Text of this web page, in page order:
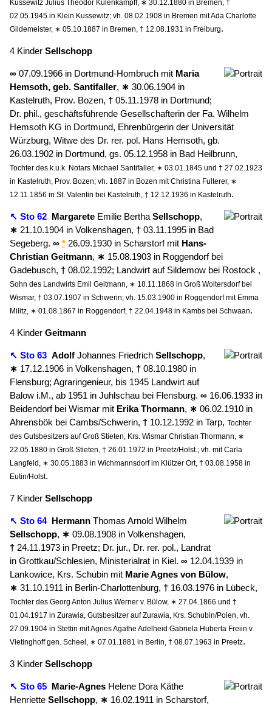
Kussewitz Julius Theodor Kulenkampff, ∗ 30.12.1880 in Bremen, †
02.05.1945 in Klein Kussewitz; vh. 08.02.1908 in Bremen mit Ada Charlotte
Gildemeister, ∗ 05.10.1887 in Bremen, † 12.08.1931 in Freiburg.
4 Kinder Sellschopp
∞ 07.09.1966 in Dortmund-Hombruch mit Maria
Hemsoth, geb. Santifaller, ∗ 30.06.1904 in
Kastelruth, Prov. Bozen, † 05.11.1978 in Dortmund;
Dr. phil., geschäftsführende Gesellschafterin der Fa. Wilhelm
Hemsoth KG in Dortmund, Ehrenbürgerin der Universität
Würzburg, Witwe des Dr. rer. pol. Hans Hemsoth, gb.
26.03.1902 in Dortmund, gs. 05.12.1958 in Bad Heilbrunn,
Tochter des k.u.k. Notars Michael Santifaller, ∗ 03.01.1845 und † 27.02.1923
in Kastelruth, Prov. Bozen; vh. 1887 in Bozen mit Christina Fulterer, ∗
12.11.1856 in St. Valentin bei Kastelruth, † 12.12.1936 in Kastelruth.
↖ Sto 62 Margarete Emilie Bertha Sellschopp,
∗ 21.10.1904 in Volkenshagen, † 03.11.1995 in Bad
Segeberg. ∞ * 26.09.1930 in Scharstorf mit Hans-
Christian Geitmann, ∗ 15.08.1903 in Roggendorf bei
Gadebusch, † 08.02.1992; Landwirt auf Sildemow bei Rostock ,
Sohn des Landwirts Emil Geitmann, ∗ 18.11.1868 in Groß Woltersdorf bei
Wismar, † 03.07.1907 in Schwerin; vh. 15.03.1900 in Roggendorf mit Emma
Militz, ∗ 01.08.1867 in Roggendorf, † 22.04.1948 in Kambs bei Schwaan.
4 Kinder Geitmann
↖ Sto 63 Adolf Johannes Friedrich Sellschopp,
∗ 17.12.1906 in Volkenshagen, † 08.10.1980 in
Flensburg; Agraringenieur, bis 1945 Landwirt auf
Balow i.M., ab 1951 in Juhlschau bei Flensburg. ∞ 16.06.1933 in
Beidendorf bei Wismar mit Erika Thormann, ∗ 06.02.1910 in
Ahrensbök bei Cambs/Schwerin, † 10.12.1992 in Tarp, Tochter
des Gutsbesitzers auf Groß Stieten, Krs. Wismar Christian Thormann, ∗
22.05.1880 in Groß Stieten, † 26.01.1972 in Preetz/Holst.; vh. mit Carla
Langfeld, ∗ 30.05.1883 in Wichmannsdorf im Klützer Ort, † 03.08.1958 in
Eutin/Holst.
7 Kinder Sellschopp
↖ Sto 64 Hermann Thomas Arnold Wilhelm
Sellschopp, ∗ 09.08.1908 in Volkenshagen,
† 24.11.1973 in Preetz; Dr. jur., Dr. rer. pol., Landrat
in Grottkau/Schlesien, Ministerialrat in Kiel. ∞ 12.04.1939 in
Lankowice, Krs. Schubin mit Marie Agnes von Bülow,
∗ 31.10.1911 in Berlin-Charlottenburg, † 16.03.1976 in Lübeck,
Tochter des Georg Anton Julius Werner v. Bülow, ∗ 27.04.1866 und †
01.04.1917 in Zurawia, Gutsbesitzer auf Zurawia, Krs. Schubin/Polen, vh.
27.09.1904 in Stettin mit Agnes Agathe Adelheid Gabriela Huberta Freiin v.
Vietinghoff gen. Scheel, ∗ 07.01.1881 in Berlin, † 08.07.1963 in Preetz.
3 Kinder Sellschopp
↖ Sto 65 Marie-Agnes Helene Dora Käthe
Henriette Sellschopp, ∗ 16.02.1911 in Scharstorf,